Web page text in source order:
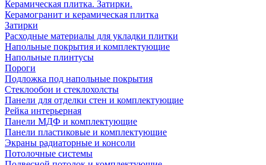
Керамическая плитка. Затирки.
Керамогранит и керамическая плитка
Затирки
Расходные материалы для укладки плитки
Напольные покрытия и комплектующие
Напольные плинтусы
Пороги
Подложка под напольные покрытия
Стеклообои и стеклохолсты
Панели для отделки стен и комплектующие
Рейка интерьерная
Панели МДФ и комплектующие
Панели пластиковые и комплектующие
Экраны радиаторные и консоли
Потолочные системы